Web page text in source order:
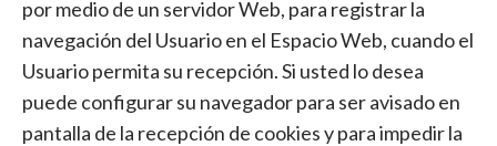
por medio de un servidor Web, para registrar la
navegación del Usuario en el Espacio Web, cuando el
Usuario permita su recepción. Si usted lo desea
puede configurar su navegador para ser avisado en
pantalla de la recepción de cookies y para impedir la